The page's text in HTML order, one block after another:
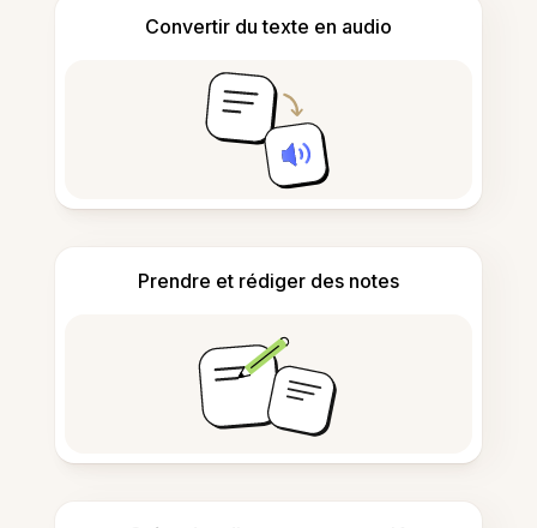
Convertir du texte en audio
Prendre et rédiger des notes